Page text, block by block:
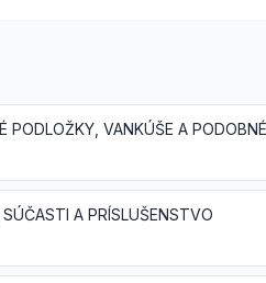
A PRÍSLUŠENSTVO